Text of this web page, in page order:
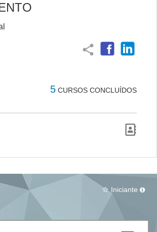
share
5 CURSOS CONCLUÍDOS
star_border Iniciante